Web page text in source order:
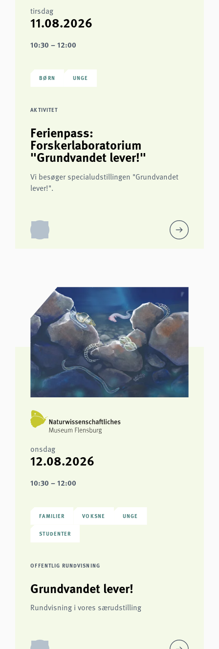
tirsdag
11.08.2026
10:30 – 12:00
BØRN UNGE
AKTIVITET
Ferienpass:
Forskerlaboratorium
"Grundvandet lever!"
Vi besøger specialudstillingen "Grundvandet
lever!".
onsdag
12.08.2026
10:30 – 12:00
FAMILIER VOKSNE UNGE
STUDENTER
OFFENTLIG RUNDVISNING
Grundvandet lever!
Rundvisning i vores særudstilling